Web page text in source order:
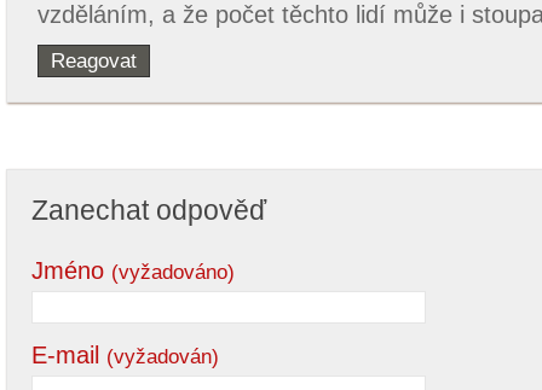
vzděláním, a že počet těchto lidí může i
Reagovat
Zanechat odpověď
Jméno (vyžadováno)
E-mail (vyžadován)